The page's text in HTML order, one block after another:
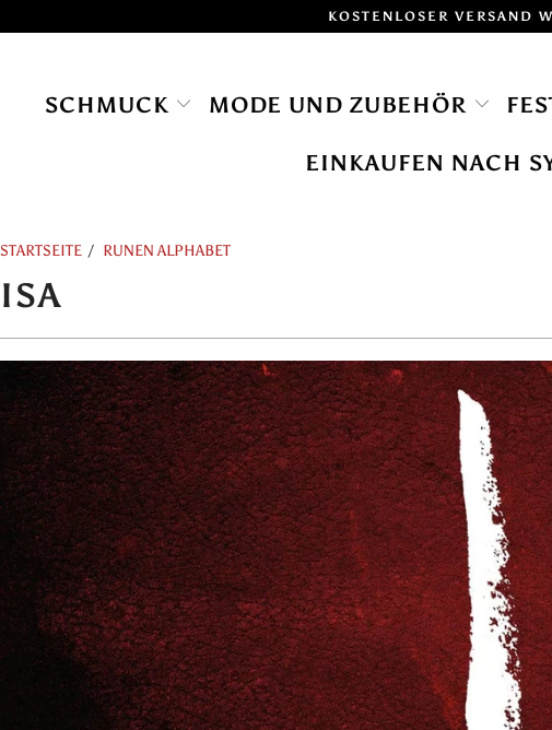
KOSTENLOSER VERSAND
SCHMUCK MODE UND ZUBEHÖR
EINKAUFEN NACH
STARTSEITE / RUNEN ALPHABET
ISA